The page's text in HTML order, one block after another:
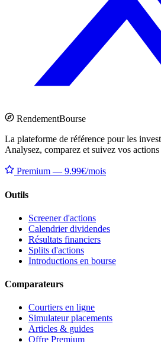
RendementBourse
La plateforme de référence pour les
Analysez, comparez et suivez vos
Premium — 9.99€/mois
Outils
Screener d'actions
Calendrier dividendes
Résultats financiers
Splits d'actions
Introductions en bourse
Comparateurs
Courtiers en ligne
Simulateur placements
Articles & guides
Offre Premium